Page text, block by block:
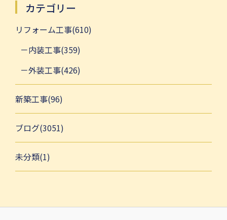
カテゴリー
リフォーム工事(610)
内装工事(359)
外装工事(426)
新築工事(96)
ブログ(3051)
未分類(1)